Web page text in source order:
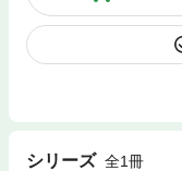
シリーズ 全1冊